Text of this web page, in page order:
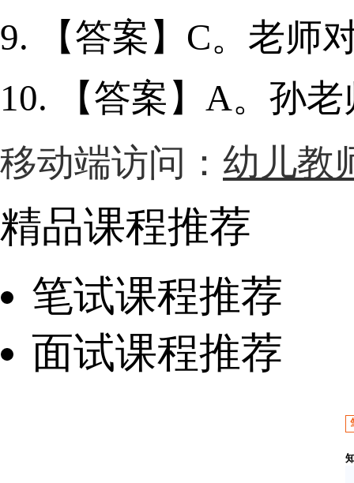
9. 【答案】C。老师
10. 【答案】A。孙
移动端访问： 幼儿教
精品课程推荐
笔试课程推荐
面试课程推荐